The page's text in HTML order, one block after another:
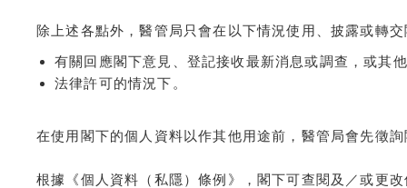
除上述各點外，醫管局只會在以下情況使用、披露或轉
有關回應閣下意見、登記接收最新消息或調查，或
法律許可的情況下。
在使用閣下的個人資料以作其他用途前，醫管局會先徵
根據《個人資料（私隱）條例》，閣下可查閱及／或更